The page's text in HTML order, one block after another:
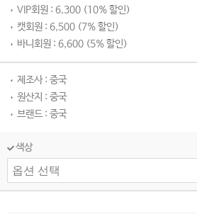
VIP회원 : 6,300 (10% 할인)
캣회원 : 6,500 (7% 할인)
바니회원 : 6,600 (5% 할인)
제조사 : 중국
원산지 : 중국
브랜드 : 중국
색상